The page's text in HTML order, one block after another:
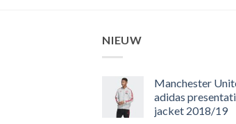
NIEUW
Manchester
adidas
jacket 2018/19